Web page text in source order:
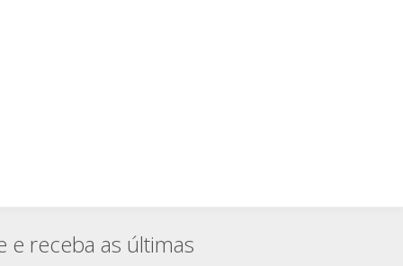
e receba as últimas